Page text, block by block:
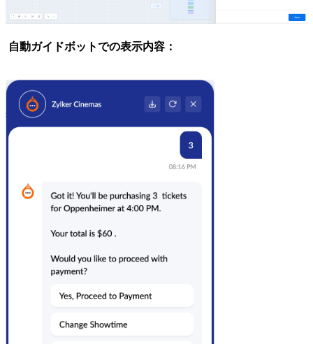
自動ガイドボットでの表示内容：